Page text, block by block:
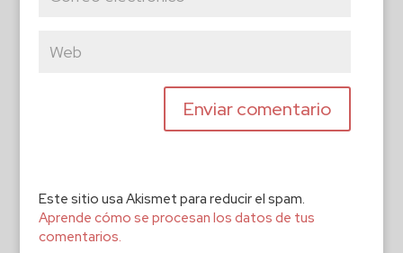
Este sitio usa Akismet para reducir el spam.
Aprende cómo se procesan los datos de tus
comentarios.